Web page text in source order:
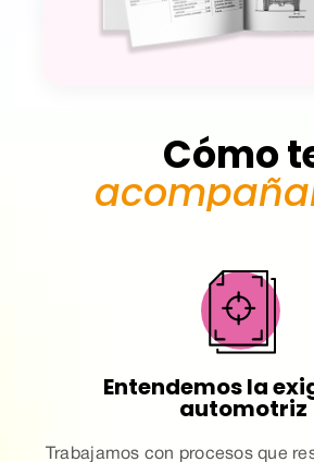
Cómo
Entendemos la
automotriz
Trabajamos con procesos que